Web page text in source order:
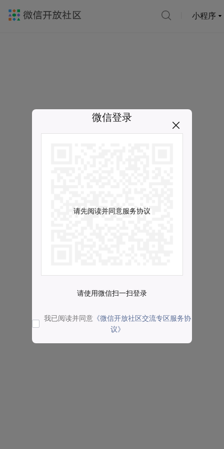
小程序
微信登录
请先阅读并同意服务协议
请使用微信扫一扫登录
我已阅读并同意 《微信开放社区交流专区服务协
议》